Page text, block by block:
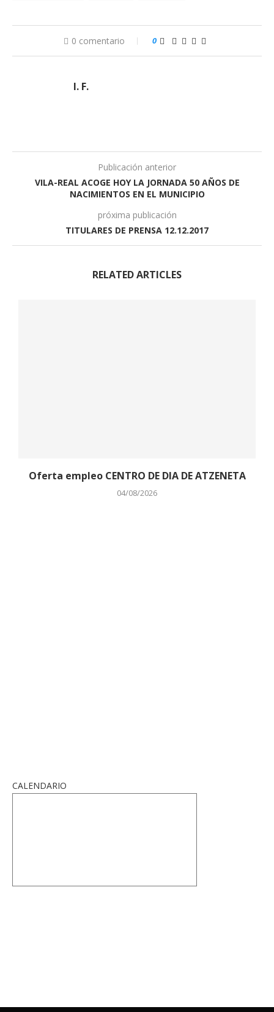
0 comentario 0
I. F.
Publicación anterior
VILA-REAL ACOGE HOY LA JORNADA 50 AÑOS DE
NACIMIENTOS EN EL MUNICIPIO
próxima publicación
TITULARES DE PRENSA 12.12.2017
RELATED ARTICLES
Oferta empleo CENTRO DE DIA DE ATZENETA
04/08/2026
CALENDARIO